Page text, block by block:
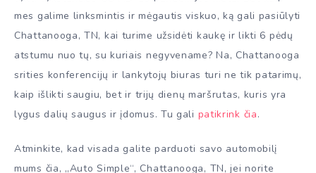
mes galime linksmintis ir mėgautis viskuo, ką gali pasiūlyti
Chattanooga, TN, kai turime užsidėti kaukę ir likti 6 pėdų
atstumu nuo tų, su kuriais negyvename? Na, Chattanooga
srities konferencijų ir lankytojų biuras turi ne tik patarimų,
kaip išlikti saugiu, bet ir trijų dienų maršrutas, kuris yra
lygus dalių saugus ir įdomus. Tu gali patikrink čia.
Atminkite, kad visada galite parduoti savo automobilį
mums čia, „Auto Simple“, Chattanooga, TN, jei norite